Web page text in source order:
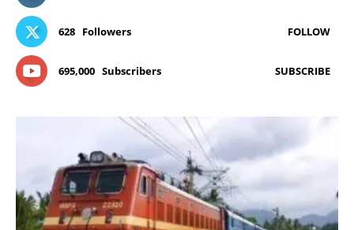
628 Followers FOLLOW
695,000 Subscribers SUBSCRIBE